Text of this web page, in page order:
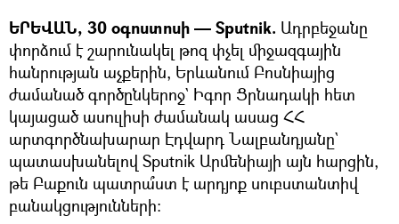
ԵՐԵՎԱՆ, 30 օգոստոսի — Sputnik. Ադրբեջանը
փորձում է շարունակել թոզ փչել միջազգային
հանրության աչքերին, Երևանում Բոսնիայից
ժամանած գործընկերոջ` Իգոր Ցրնադակի հետ
կայացած ասուլիսի ժամանակ ասաց ՀՀ
արտգործնախարար Էդվարդ Նալբանդյանը`
պատասխանելով Sputnik Արմենիայի այն հարցին,
թե Բաքուն պատրա՞ստ է արդյոք սուբստանտիվ
բանակցությունների։